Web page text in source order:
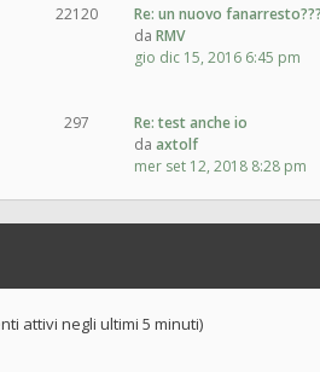
22120
Re: un nuovo
da RMV
gio dic 15, 2016 6:45 pm
297
Re: test anche io
da axtolf
mer set 12, 2018 8:28 pm
attivi negli ultimi 5 minuti)